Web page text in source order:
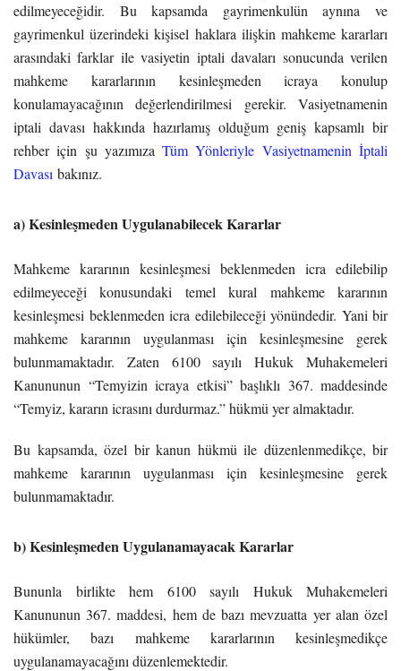
edilmeyeceğidir. Bu kapsamda gayrimenkulün aynına ve
gayrimenkul üzerindeki kişisel haklara ilişkin mahkeme kararları
arasındaki farklar ile vasiyetin iptali davaları sonucunda verilen
mahkeme kararlarının kesinleşmeden icraya konulup
konulamayacağının değerlendirilmesi gerekir. Vasiyetnamenin
iptali davası hakkında hazırlamış olduğum geniş kapsamlı bir
rehber için şu yazımızaTüm Yönleriyle Vasiyetnamenin İptali
Davası bakınız.
a) Kesinleşmeden Uygulanabilecek Kararlar
Mahkeme kararının kesinleşmesi beklenmeden icra edilebilip
edilmeyeceği konusundaki temel kural mahkeme kararının
kesinleşmesi beklenmeden icra edilebileceği yönündedir. Yani bir
mahkeme kararının uygulanması için kesinleşmesine gerek
bulunmamaktadır. Zaten 6100 sayılı Hukuk Muhakemeleri
Kanununun “Temyizin icraya etkisi” başlıklı 367. maddesinde
“Temyiz, kararın icrasını durdurmaz.” hükmü yer almaktadır.
Bu kapsamda, özel bir kanun hükmü ile düzenlenmedikçe, bir
mahkeme kararının uygulanması için kesinleşmesine gerek
bulunmamaktadır.
b) Kesinleşmeden Uygulanamayacak Kararlar
Bununla birlikte hem 6100 sayılı Hukuk Muhakemeleri
Kanununun 367. maddesi, hem de bazı mevzuatta yer alan özel
hükümler, bazı mahkeme kararlarının kesinleşmedikçe
uygulanamayacağını düzenlemektedir.